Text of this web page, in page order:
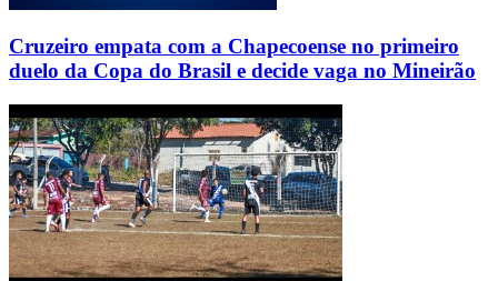
Cruzeiro empata com a Chapecoense no primeiro
duelo da Copa do Brasil e decide vaga no Mineirão